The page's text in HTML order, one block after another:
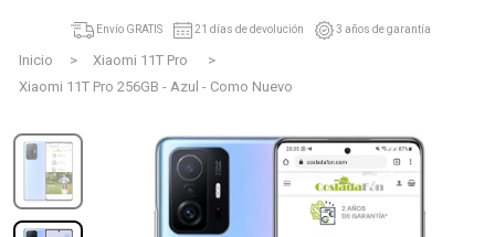
Inicio
Xiaomi 11T Pro
Xiaomi 11T Pro 256GB - Azul - Como Nuevo
Envío GRATIS 21 días de devolución 3 años de garantía